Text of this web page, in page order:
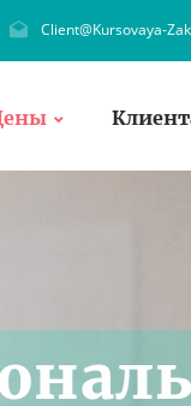
Client@Kursovaya-